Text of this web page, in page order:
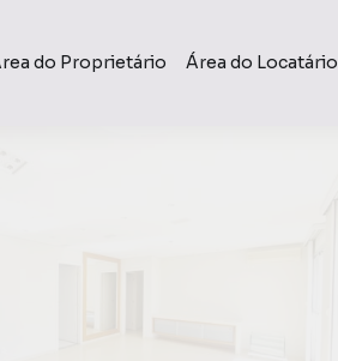
do Proprietário Área do Locatário